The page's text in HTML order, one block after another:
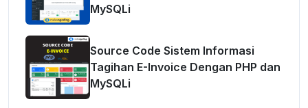
MySQLi
Source Code Sistem Informasi
Tagihan E-Invoice Dengan PHP dan
MySQLi